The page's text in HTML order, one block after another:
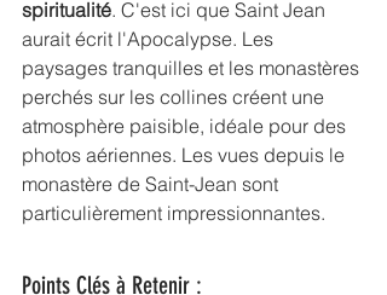
spiritualité. C'est ici que Saint Jean
aurait écrit l'Apocalypse. Les
paysages tranquilles et les monastères
perchés sur les collines créent une
atmosphère paisible, idéale pour des
photos aériennes. Les vues depuis le
monastère de Saint-Jean sont
particulièrement impressionnantes.
Points Clés à Retenir :